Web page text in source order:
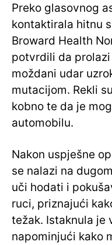
Preko glasovnog
kontaktirala hitnu
Broward Health
potvrdili da
moždani udar
mutacijom. Rekli
kobno te da je
automobilu.
Nakon uspješne
se nalazi na
uči hodati i
ruci, priznajući
težak. Istaknula je
napominjući kako